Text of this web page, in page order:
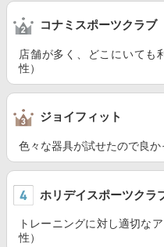
コナミスポーツクラブ
店舗が多く、どこにいても
性）
ジョイフィット
色々な器具が試せたので良か
ホリデイスポーツクラ
トレーニングに対し適切な
性）